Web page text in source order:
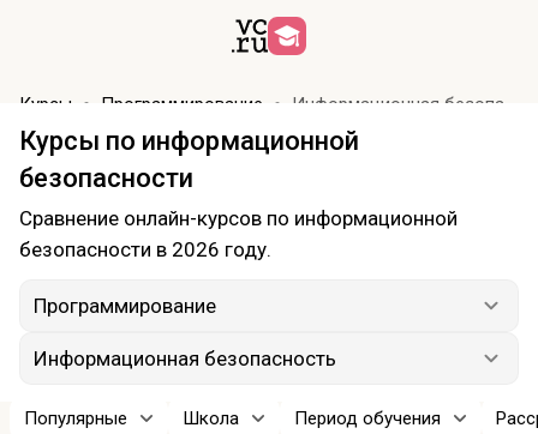
Курсы Программирование
Курсы по информационной
безопасности
Сравнение онлайн-курсов по информационной
безопасности в 2026 году.
Программирование
Информационная безопасность
Популярные Школа Период обучения